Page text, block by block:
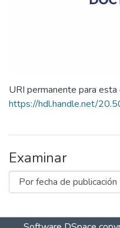
URI permanente para esta
https://hdl.handle.net/
Examinar